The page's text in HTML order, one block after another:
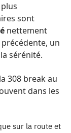
sont
nettement
un
sérénité.
308 break au
dans les
sur la route et